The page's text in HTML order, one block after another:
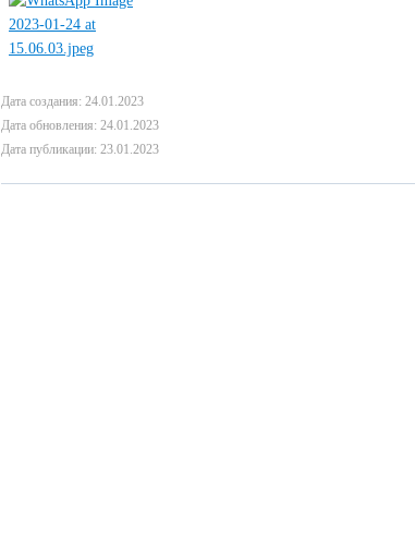
Дата создания: 24.01.2023
Дата обновления: 24.01.2023
Дата публикации: 23.01.2023